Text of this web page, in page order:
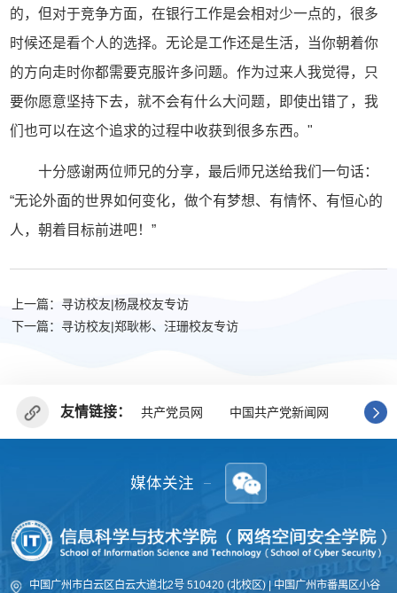
的，但对于竞争方面，在银行工作是会相对少一点的，很多
时候还是看个人的选择。无论是工作还是生活，当你朝着你
的方向走时你都需要克服许多问题。作为过来人我觉得，只
要你愿意坚持下去，就不会有什么大问题，即使出错了，我
们也可以在这个追求的过程中收获到很多东西。"
十分感谢两位师兄的分享，最后师兄送给我们一句话：
“无论外面的世界如何变化，做个有梦想、有情怀、有恒心的
人，朝着目标前进吧！”
上一篇：寻访校友|杨晟校友专访
下一篇：寻访校友|郑耿彬、汪珊校友专访
友情链接： 共产党员网 中国共产党新闻网 广东
中国广州市白云区白云大道北2号 510420 (北校区) | 中国广州市番禺区小谷
媒体关注